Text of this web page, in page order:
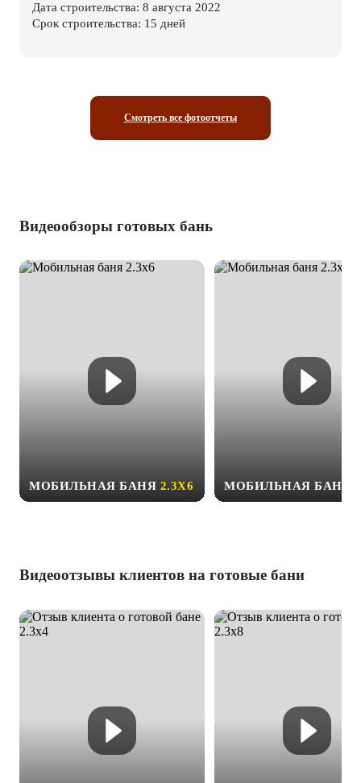
Дата строительства: 8 августа 2022
Срок строительства: 15 дней
Смотреть все фотоотчеты
Видеообзоры готовых бань
МОБИЛЬНАЯ БАНЯ 2.3Х6 МОБИЛЬНАЯ БАНЯ
Видеоотзывы клиентов на готовые бани